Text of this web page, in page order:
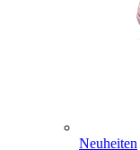
Neuheiten